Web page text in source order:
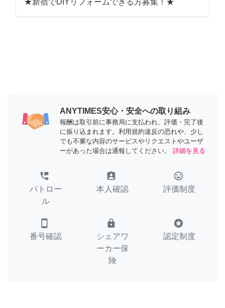
ANYTIMES安心・安全への取り組み
報酬は取引前に事務局に支払われ、評価・完了後
に振り込まれます。利用規約違反の恐れや、少し
でも不審な内容のサービスやリクエストやユーザ
ーがあった場合は通報してください。
詳細を見る
perm_phone_msg
パトロー
ル
assignment_ind
本人確認
tag_faces
評価制度
smartphone
番号確認
lock
シェアワ
ーカー保
険
stars
認定制度